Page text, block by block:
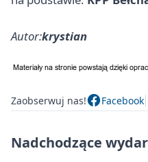
Autor:krystian
Zaobserwuj nas! Facebook
Nadchodzące